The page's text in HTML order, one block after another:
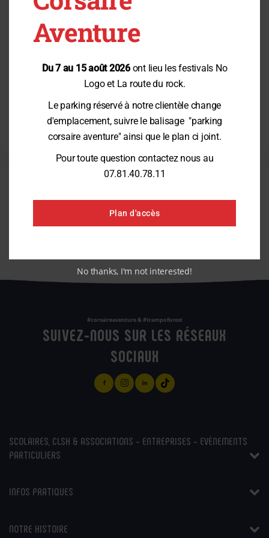
qui sommeille en vous
#corsaireaventure & #trampoforest
SUIVEZ-NOUS SUR LES RÉSEAUX
SOCIAUX
SCOLAIRES, CLSH & ASSOCIATIONS - ENTREPRISES - EVÈNEMENTS
PARTICULIERS
INFOS PRATIQUES
NOTRE HISTOIRE
Aventure
Du 7 au 15 août 2026ont lieu les festivals No
Logo et La route du rock.
Le parking réservé à notre clientèle change
d'emplacement, suivre le balisage "parking
corsaire aventure" ainsi que le plan ci joint.
Pour toute question contactez nous au
07.81.40.78.11
Plan d'accès
No thanks, I'm not interested!